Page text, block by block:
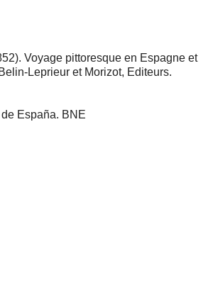
Voyage pittoresque en Espagne et
Leprieur et Morizot, Editeurs.
España. BNE